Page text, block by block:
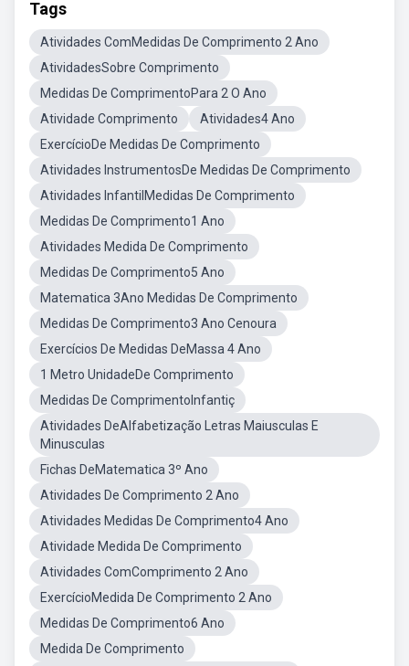
Tags
Atividades ComMedidas De Comprimento 2 Ano
AtividadesSobre Comprimento
Medidas De ComprimentoPara 2 O Ano
Atividade Comprimento
Atividades4 Ano
ExercícioDe Medidas De Comprimento
Atividades InstrumentosDe Medidas De Comprimento
Atividades InfantilMedidas De Comprimento
Medidas De Comprimento1 Ano
Atividades Medida De Comprimento
Medidas De Comprimento5 Ano
Matematica 3Ano Medidas De Comprimento
Medidas De Comprimento3 Ano Cenoura
Exercícios De Medidas DeMassa 4 Ano
1 Metro UnidadeDe Comprimento
Medidas De ComprimentoInfantiç
Atividades DeAlfabetização Letras Maiusculas E
Minusculas
Fichas DeMatematica 3º Ano
Atividades De Comprimento 2 Ano
Atividades Medidas De Comprimento4 Ano
Atividade Medida De Comprimento
Atividades ComComprimento 2 Ano
ExercícioMedida De Comprimento 2 Ano
Medidas De Comprimento6 Ano
Medida De Comprimento